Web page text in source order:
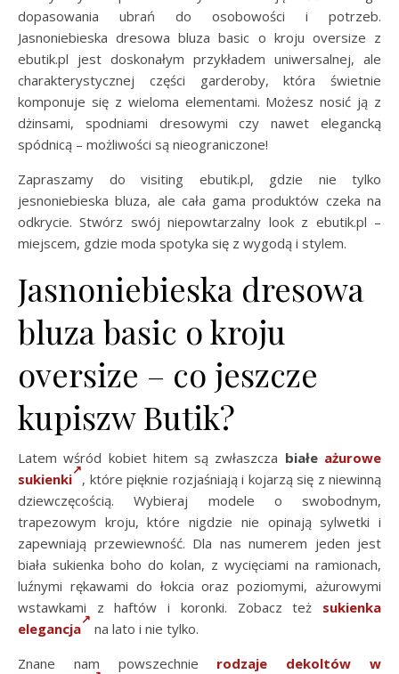
dopasowania ubrań do osobowości i potrzeb.
Jasnoniebieska dresowa bluza basic o kroju oversize z
ebutik.pl jest doskonałym przykładem uniwersalnej, ale
charakterystycznej części garderoby, która świetnie
komponuje się z wieloma elementami. Możesz nosić ją z
dżinsami, spodniami dresowymi czy nawet elegancką
spódnicą – możliwości są nieograniczone!
Zapraszamy do visiting ebutik.pl, gdzie nie tylko
jesnoniebieska bluza, ale cała gama produktów czeka na
odkrycie. Stwórz swój niepowtarzalny look z ebutik.pl –
miejscem, gdzie moda spotyka się z wygodą i stylem.
Jasnoniebieska dresowa
bluza basic o kroju
oversize – co jeszcze
kupiszw Butik?
Latem wśród kobiet hitem są zwłaszcza białe ażurowe
sukienki , które pięknie rozjaśniają i kojarzą się z niewinną
dziewczęcością. Wybieraj modele o swobodnym,
trapezowym kroju, które nigdzie nie opinają sylwetki i
zapewniają przewiewność. Dla nas numerem jeden jest
biała sukienka boho do kolan, z wycięciami na ramionach,
luźnymi rękawami do łokcia oraz poziomymi, ażurowymi
wstawkami z haftów i koronki. Zobacz też
sukienka
elegancja
na lato i nie tylko.
Znane nam powszechnie
rodzaje dekoltów w